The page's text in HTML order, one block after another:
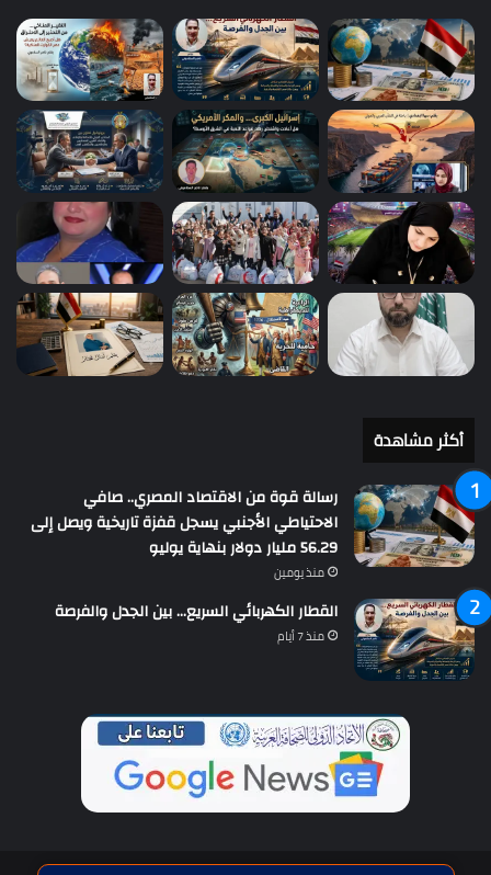
أكثر مشاهدة
رسالة قوة من الاقتصاد المصري.. صافي
الاحتياطي الأجنبي يسجل قفزة تاريخية ويصل إلى
56.29 مليار دولار بنهاية يوليو
منذ يومين
القطار الكهربائي السريع… بين الجدل والفرصة
منذ 7 أيام